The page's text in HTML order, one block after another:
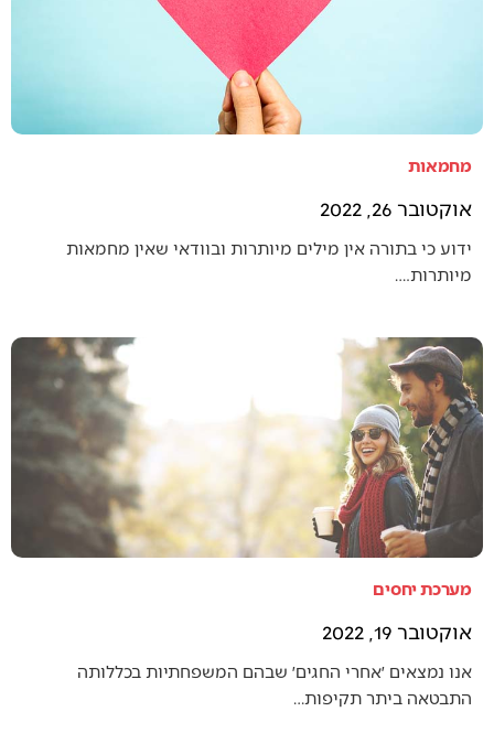
מחמאות
אוקטובר 26, 2022
ידוע כי בתורה אין מילים מיותרות ובוודאי שאין מחמאות
מיותרות.…
מערכת יחסים
אוקטובר 19, 2022
אנו נמצאים ׳אחרי החגים׳ שבהם המשפחתיות בכללותה
התבטאה ביתר תקיפות…